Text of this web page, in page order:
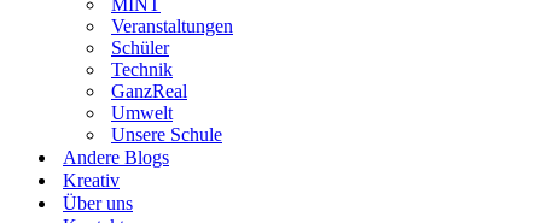
MINT
Veranstaltungen
Schüler
Technik
GanzReal
Umwelt
Unsere Schule
Andere Blogs
Kreativ
Über uns